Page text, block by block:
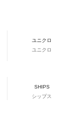
ユニクロ
ユニクロ
SHIPS
シップス